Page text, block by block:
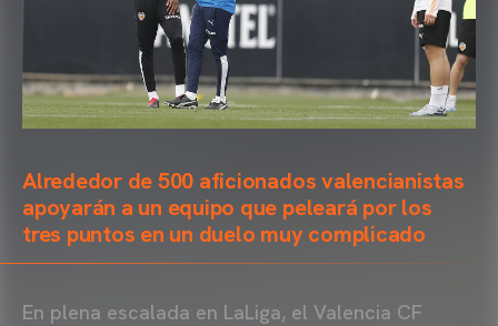
Alrededor de 500 aficionados valencianistas
apoyarán a un equipo que peleará por los
tres puntos en un duelo muy complicado
En plena escalada en LaLiga, el Valencia CF